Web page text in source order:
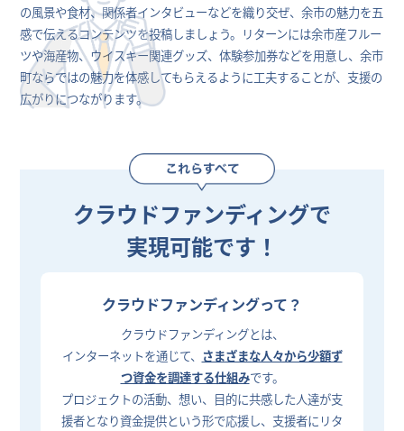
の風景や食材、関係者インタビューなどを織り交ぜ、余市の魅力を五
感で伝えるコンテンツを投稿しましょう。リターンには余市産フルー
ツや海産物、ウイスキー関連グッズ、体験参加券などを用意し、余市
町ならではの魅力を体感してもらえるように工夫することが、支援の
広がりにつながります。
クラウドファンディングで
実現可能です！
クラウドファンディングって？
クラウドファンディングとは、
インターネットを通じて、 さまざまな人々から少額ず
つ資金を調達する仕組みです。
プロジェクトの活動、想い、目的に共感した人達が支
援者となり資金提供という形で応援し、支援者にリタ